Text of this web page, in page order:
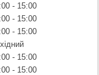
15:00
15:00
15:00
15:00
15:00